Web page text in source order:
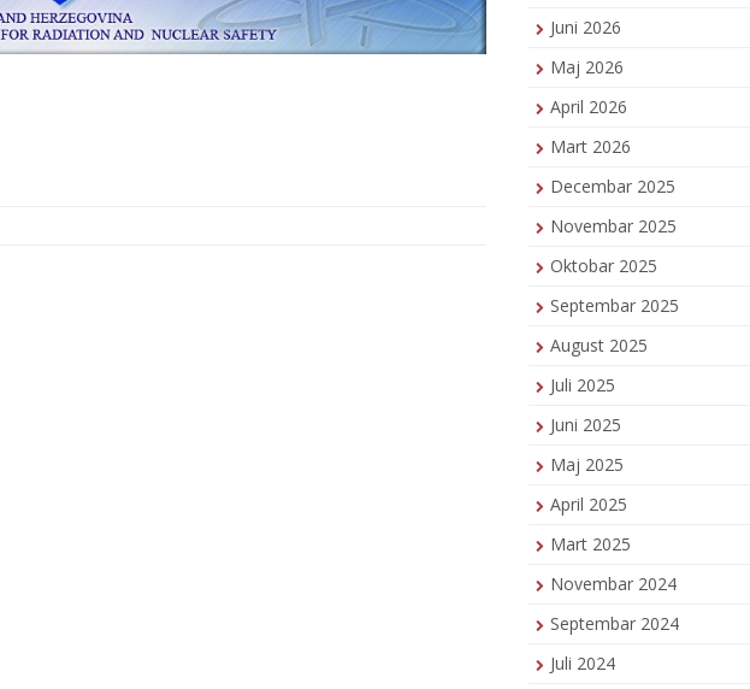
Juni 2026
Maj 2026
April 2026
Mart 2026
Decembar 2025
Novembar 2025
Oktobar 2025
Septembar 2025
August 2025
Juli 2025
Juni 2025
Maj 2025
April 2025
Mart 2025
Novembar 2024
Septembar 2024
Juli 2024